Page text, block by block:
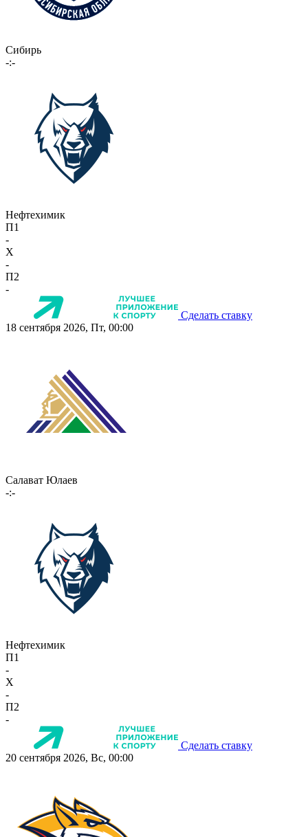
Сибирь
-:-
Нефтехимик
П1
-
X
-
П2
-
Сделать ставку
18 сентября 2026, Пт, 00:00
Салават Юлаев
-:-
Нефтехимик
П1
-
X
-
П2
-
Сделать ставку
20 сентября 2026, Вс, 00:00